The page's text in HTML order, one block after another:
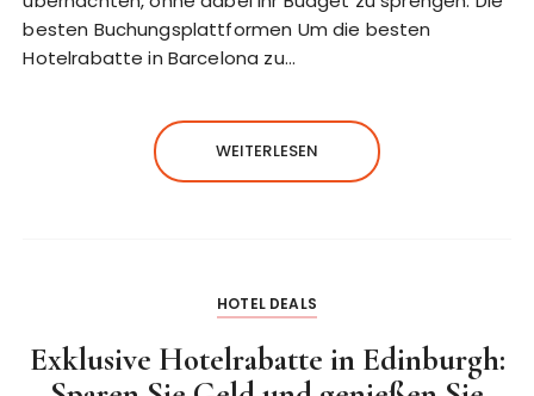
besten Buchungsplattformen Um die besten
Hotelrabatte in Barcelona zu…
WEITERLESEN
HOTEL DEALS
Exklusive Hotelrabatte in Edinburgh: